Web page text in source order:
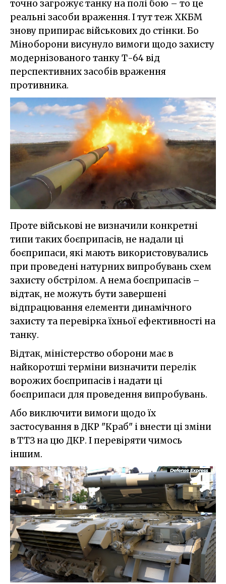
точно загрожує танку на полі бою – то це
реальні засоби враження. І тут теж ХКБМ
знову припирає військових до стінки. Бо
Міноборони висунуло вимоги щодо захисту
модернізованого танку Т-64 від
перспективних засобів враження
противника.
Проте військові не визначили конкретні
типи таких боєприпасів, не надали ці
боєприпаси, які мають використовувались
при проведені натурних випробувань схем
захисту обстрілом. А нема боєприпасів –
відтак, не можуть бути завершені
відпрацювання елементи динамічного
захисту та перевірка їхньої ефективності на
танку.
Відтак, міністерство оборони має в
найкоротші терміни визначити перелік
ворожих боєприпасів і надати ці
боєприпаси для проведення випробувань.
Або виключити вимоги щодо їх
застосування в ДКР "Краб" і внести ці зміни
в ТТЗ на цю ДКР. І перевіряти чимось
іншим.